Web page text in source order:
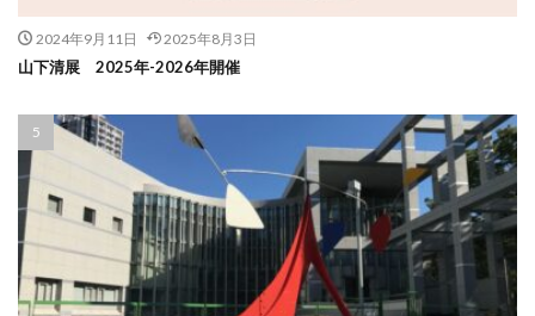
2024年9月11日 2025年8月3日
山下清展 2025年-2026年開催